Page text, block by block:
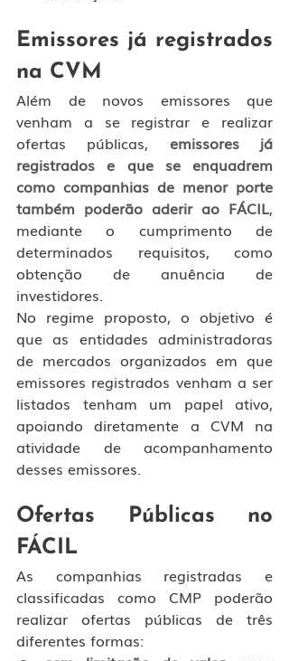
Emissores já registrados
na CVM
Além de novos emissores que
venham a se registrar e realizar
ofertas públicas, emissores já
registrados e que se enquadrem
como companhias de menor porte
também poderão aderir ao FÁCIL,
mediante o cumprimento de
determinados requisitos, como
obtenção de anuência de
investidores.
No regime proposto, o objetivo é
que as entidades administradoras
de mercados organizados em que
emissores registrados venham a ser
listados tenham um papel ativo,
apoiando diretamente a CVM na
atividade de acompanhamento
desses emissores.
Ofertas Públicas no
FÁCIL
As companhias registradas e
classificadas como CMP poderão
realizar ofertas públicas de três
diferentes formas: